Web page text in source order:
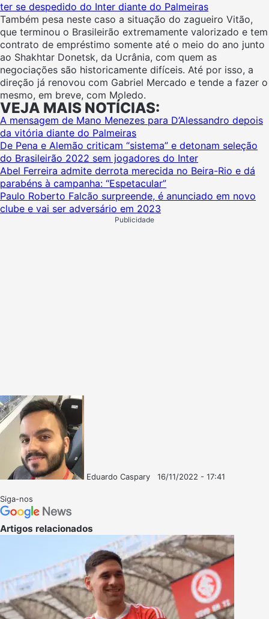
ter se despedido do Inter diante do Palmeiras
Também pesa neste caso a situação do zagueiro Vitão,
que terminou o Brasileirão extremamente valorizado e tem
contrato de empréstimo somente até o meio do ano junto
ao Shakhtar Donetsk, da Ucrânia, com quem as
negociações são historicamente difíceis. Até por isso, a
direção já renovou com Gabriel Mercado e tende a fazer o
mesmo, em breve, com Moledo.
VEJA MAIS NOTÍCIAS:
A mensagem de Mano Menezes para D’Alessandro depois
da vitória diante do Palmeiras
De Pena e Alemão criticam “sistema” e detonam seleção
do Brasileirão 2022 sem jogadores do Inter
Abel Ferreira admite derrota merecida no Beira-Rio e dá
parabéns à campanha: “Espetacular”
Paulo Roberto Falcão surpreende, é anunciado em novo
clube e vai ser adversário em 2023
Publicidade
Eduardo Caspary
16/11/2022 - 17:41
Siga-nos
Artigos relacionados